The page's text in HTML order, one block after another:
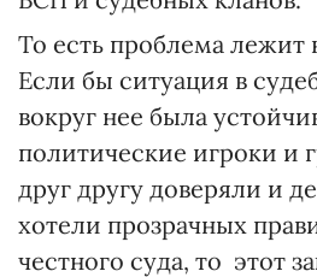
То есть проблема лежит
Если бы ситуация в
вокруг нее была
политические игроки и
друг другу доверяли и
хотели прозрачных
честного суда, то этот